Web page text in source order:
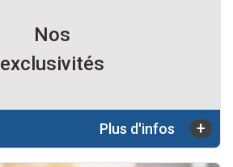
Nos
exclusivités
Plus d'infos +